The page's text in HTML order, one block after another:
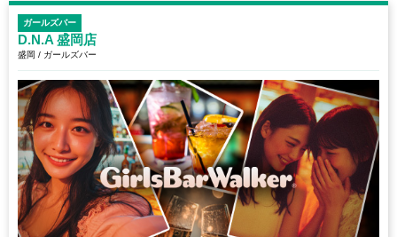
ガールズバー
D.N.A 盛岡店
盛岡 / ガールズバー